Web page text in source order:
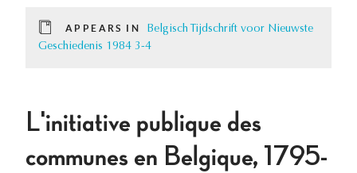
APPEARS IN
Belgisch Tijdschrift voor Nieuwste
Geschiedenis 1984 3-4
L'initiative publique des
communes en Belgique, 1795-